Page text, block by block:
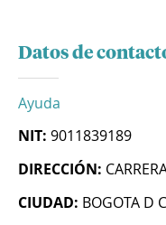
Datos de
Ayuda
NIT: 9011839189
DIRECCIÓN:
CIUDAD: BOGOTA D C